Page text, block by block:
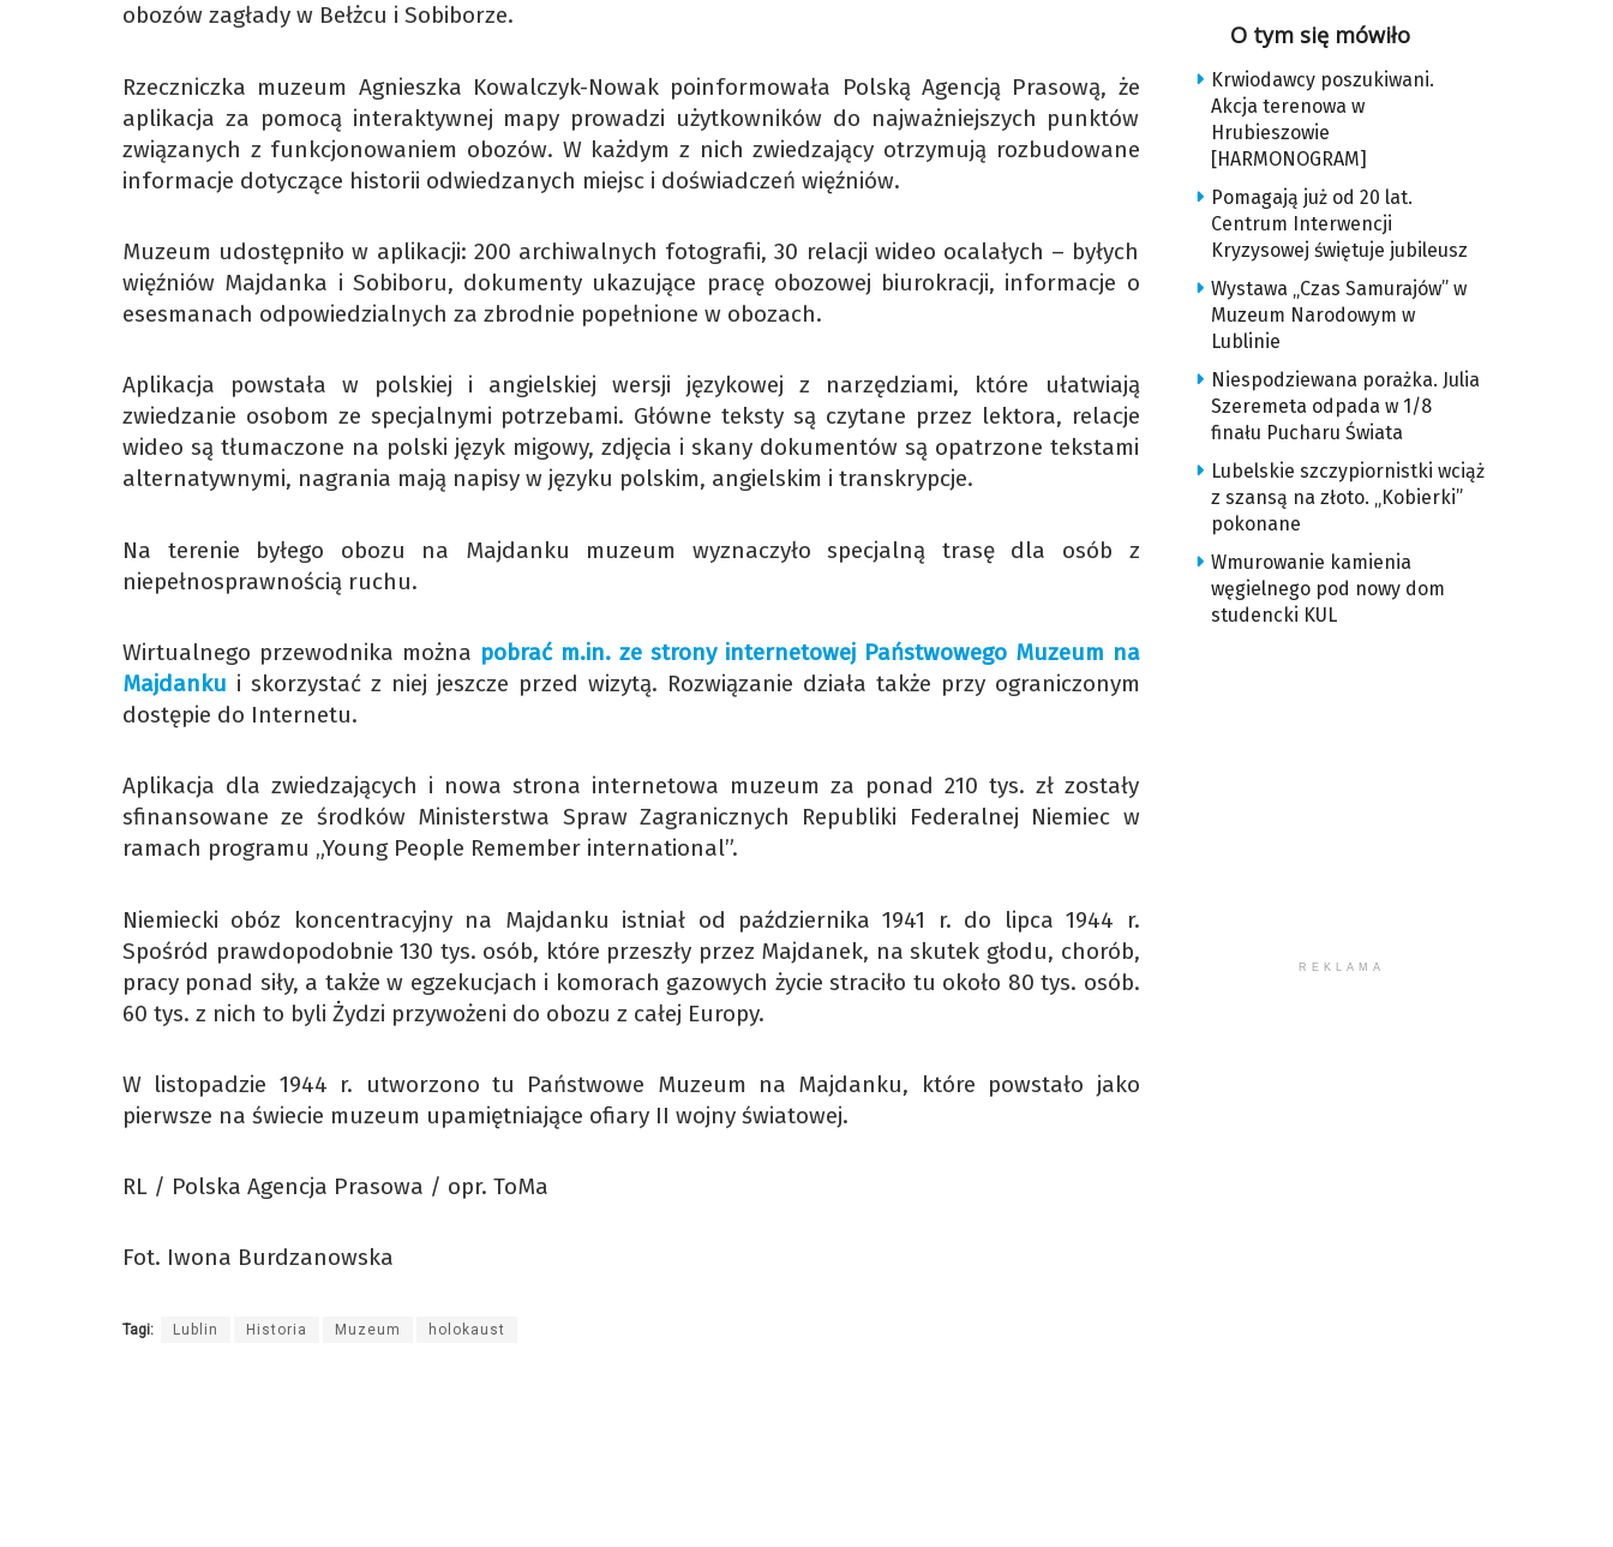
obozów zagłady w Bełżcu i Sobiborze.
Rzeczniczka muzeum Agnieszka Kowalczyk-Nowak poinformowała Polską Agencją Prasową, że
aplikacja za pomocą interaktywnej mapy prowadzi użytkowników do najważniejszych punktów
związanych z funkcjonowaniem obozów. W każdym z nich zwiedzający otrzymują rozbudowane
informacje dotyczące historii odwiedzanych miejsc i doświadczeń więźniów.
Muzeum udostępniło w aplikacji: 200 archiwalnych fotografii, 30 relacji wideo ocalałych – byłych
więźniów Majdanka i Sobiboru, dokumenty ukazujące pracę obozowej biurokracji, informacje o
esesmanach odpowiedzialnych za zbrodnie popełnione w obozach.
Aplikacja powstała w polskiej i angielskiej wersji językowej z narzędziami, które ułatwiają
zwiedzanie osobom ze specjalnymi potrzebami. Główne teksty są czytane przez lektora, relacje
wideo są tłumaczone na polski język migowy, zdjęcia i skany dokumentów są opatrzone tekstami
alternatywnymi, nagrania mają napisy w języku polskim, angielskim i transkrypcje.
Na terenie byłego obozu na Majdanku muzeum wyznaczyło specjalną trasę dla osób z
niepełnosprawnością ruchu.
Wirtualnego przewodnika można pobrać m.in. ze strony internetowej Państwowego Muzeum na
Majdanku i skorzystać z niej jeszcze przed wizytą. Rozwiązanie działa także przy ograniczonym
dostępie do Internetu.
Aplikacja dla zwiedzających i nowa strona internetowa muzeum za ponad 210 tys. zł zostały
sfinansowane ze środków Ministerstwa Spraw Zagranicznych Republiki Federalnej Niemiec w
ramach programu „Young People Remember international”.
Niemiecki obóz koncentracyjny na Majdanku istniał od października 1941 r. do lipca 1944 r.
Spośród prawdopodobnie 130 tys. osób, które przeszły przez Majdanek, na skutek głodu, chorób,
pracy ponad siły, a także w egzekucjach i komorach gazowych życie straciło tu około 80 tys. osób.
60 tys. z nich to byli Żydzi przywożeni do obozu z całej Europy.
W listopadzie 1944 r. utworzono tu Państwowe Muzeum na Majdanku, które powstało jako
pierwsze na świecie muzeum upamiętniające ofiary II wojny światowej.
RL / Polska Agencja Prasowa / opr. ToMa
Fot. Iwona Burdzanowska
Tagi: Lublin Historia Muzeum holokaust
O tym się mówiło
Krwiodawcy poszukiwani.
Akcja terenowa w
Hrubieszowie
[HARMONOGRAM]
Pomagają już od 20 lat.
Centrum Interwencji
Kryzysowej świętuje jubileusz
Wystawa „Czas Samurajów” w
Muzeum Narodowym w
Lublinie
Niespodziewana porażka. Julia
Szeremeta odpada w 1/8
finału Pucharu Świata
Lubelskie szczypiornistki wciąż
z szansą na złoto. „Kobierki”
pokonane
Wmurowanie kamienia
węgielnego pod nowy dom
studencki KUL
REKLAMA